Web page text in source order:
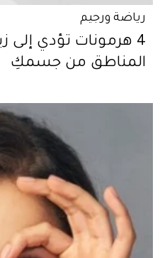
رياضة ورجيم
4 هرمونات تؤدي إلى
المناطق من جسمكِ